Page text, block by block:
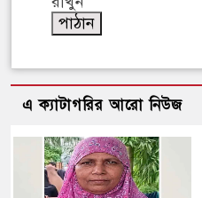
এ ক্যাটাগরির আরো নিউজ